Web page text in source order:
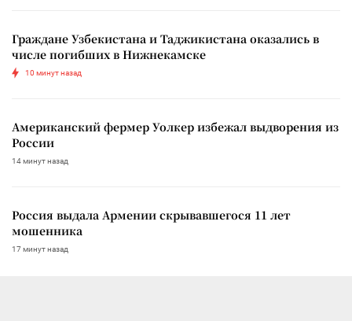
Граждане Узбекистана и Таджикистана оказались в
числе погибших в Нижнекамске
10 минут назад
Американский фермер Уолкер избежал выдворения из
России
14 минут назад
Россия выдала Армении скрывавшегося 11 лет
мошенника
17 минут назад